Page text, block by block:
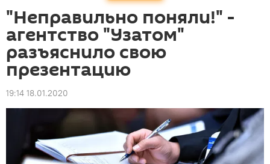
"Неправильно поняли!" -
агентство "Узатом"
разъяснило свою
презентацию
19:14 18.01.2020